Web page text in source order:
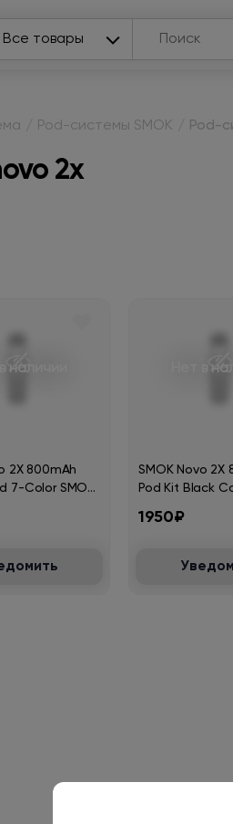
Все товары
Pod-системы SMOK Pod-
2x
наличии
2X 800mAh
7-Color SMOK-
Нет в
SMOK Novo 2X
Pod Kit Black
1950₽